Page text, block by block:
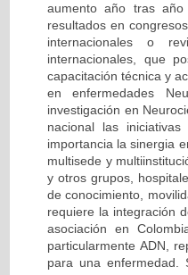
aumento año tras año
resultados en
internacionales o
internacionales, que
capacitación técnica y
en enfermedades
investigación en
nacional las
importancia la sinergia
multisede y
y otros grupos,
de conocimiento,
requiere la integración
asociación en
particularmente ADN,
para una enfermedad.